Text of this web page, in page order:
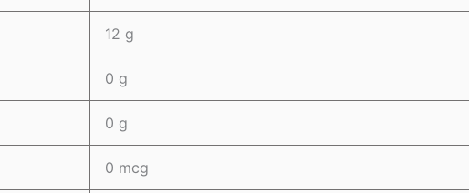
12 g
0 g
0 g
0 mcg